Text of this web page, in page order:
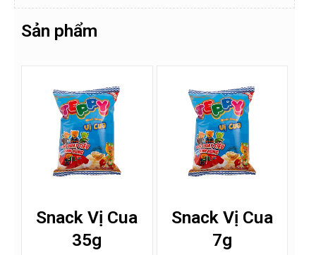
Sản phẩm
Snack Vị Cua
35g
Snack Vị Cua
7g